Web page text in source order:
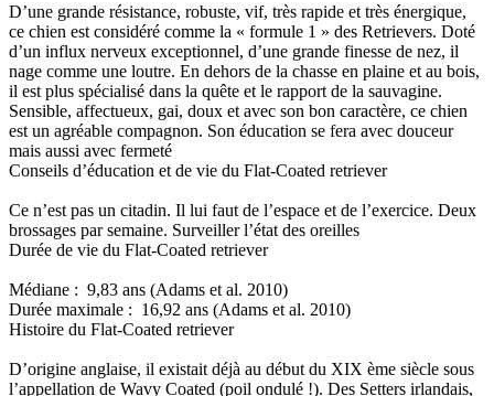
D’une grande résistance, robuste, vif, très rapide et très énergique,
ce chien est considéré comme la « formule 1 » des Retrievers. Doté
d’un influx nerveux exceptionnel, d’une grande finesse de nez, il
nage comme une loutre. En dehors de la chasse en plaine et au bois,
il est plus spécialisé dans la quête et le rapport de la sauvagine.
Sensible, affectueux, gai, doux et avec son bon caractère, ce chien
est un agréable compagnon. Son éducation se fera avec douceur
mais aussi avec fermeté
Conseils d’éducation et de vie du Flat-Coated retriever
Ce n’est pas un citadin. Il lui faut de l’espace et de l’exercice. Deux
brossages par semaine. Surveiller l’état des oreilles
Durée de vie du Flat-Coated retriever
Médiane : 9,83 ans (Adams et al. 2010)
Durée maximale : 16,92 ans (Adams et al. 2010)
Histoire du Flat-Coated retriever
D’origine anglaise, il existait déjà au début du XIX ème siècle sous
l’appellation de Wavy Coated (poil ondulé !). Des Setters irlandais,